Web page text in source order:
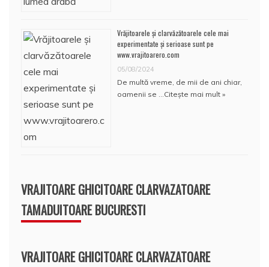
Vrăjitoarele și clarvăzătoarele cele mai
experimentate și serioase sunt pe
www.vrajitoarero.com
05/08/2024
De multă vreme, de mii de ani chiar,
oamenii se …Citește mai mult »
VRAJITOARE GHICITOARE CLARVAZATOARE
TAMADUITOARE BUCURESTI
VRAJITOARE GHICITOARE CLARVAZATOARE